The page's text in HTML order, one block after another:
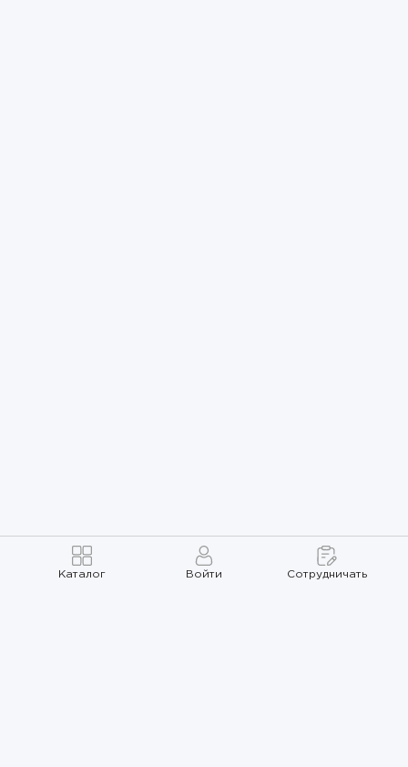
Каталог Войти Сотрудничать